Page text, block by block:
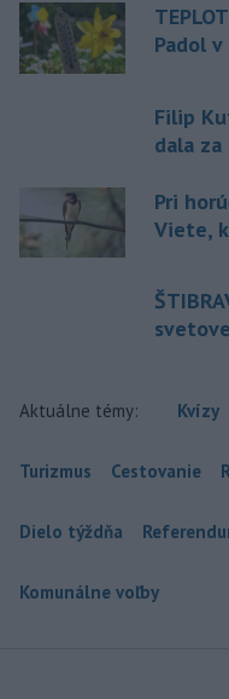
Padol
Filip
dala
Pri
Viete,
Aktuálne témy: Kvízy
Turizmus Cestovanie
Dielo týždňa
Komunálne voľby